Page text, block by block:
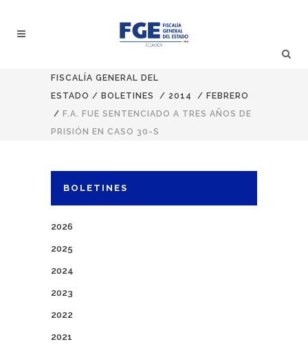
FISCALÍA GENERAL DEL
ESTADO / BOLETINES / 2014 / FEBRERO
/ F.A. FUE SENTENCIADO A TRES AÑOS DE
PRISIÓN EN CASO 30-S
BOLETINES
2026
2025
2024
2023
2022
2021